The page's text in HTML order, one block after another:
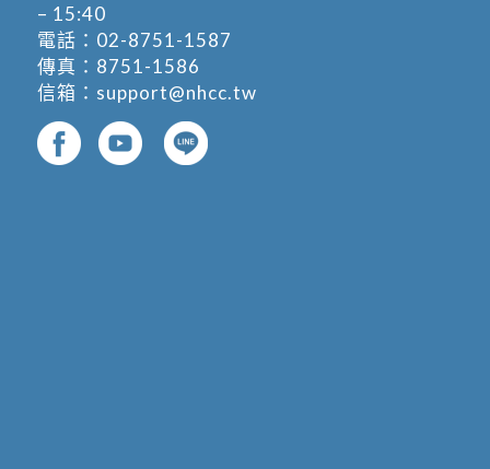
– 15:40
電話： 02-8751-1587
傳真：8751-1586
信箱： support@nhcc.tw